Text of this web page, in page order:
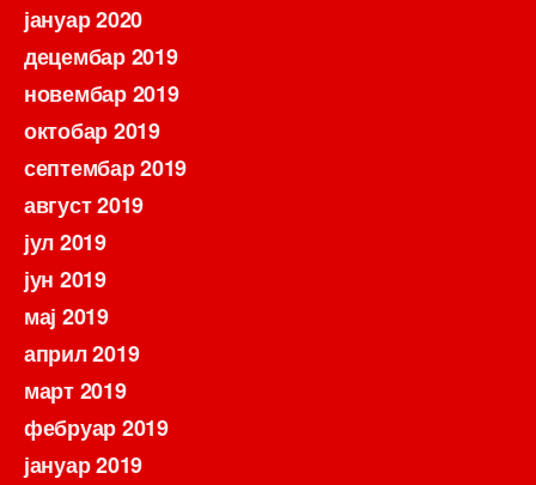
јануар 2020
децембар 2019
новембар 2019
октобар 2019
септембар 2019
август 2019
јул 2019
јун 2019
мај 2019
април 2019
март 2019
фебруар 2019
јануар 2019